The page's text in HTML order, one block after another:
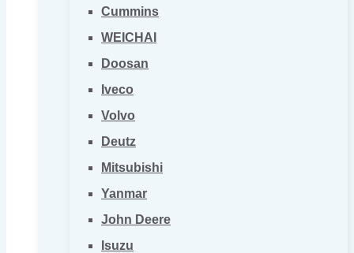
Cummins
WEICHAI
Doosan
Iveco
Volvo
Deutz
Mitsubishi
Yanmar
John Deere
Isuzu